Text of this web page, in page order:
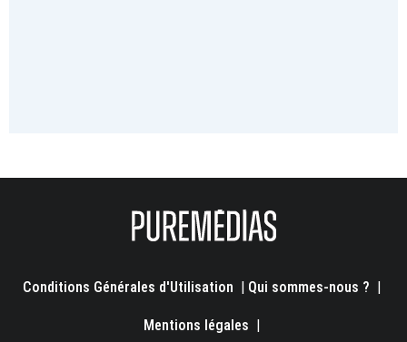
Conditions Générales d'Utilisation | Qui sommes-nous ? |
Mentions légales |